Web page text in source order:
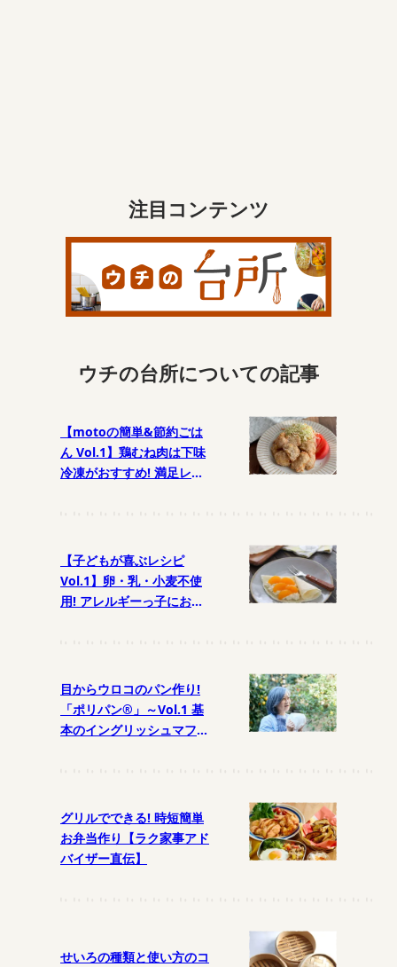
注目コンテンツ
ウチの台所についての記事
【motoの簡単&節約ごは
ん Vol.1】鶏むね肉は下味
冷凍がおすすめ! 満足レシ
【子どもが喜ぶレシピ
Vol.1】卵・乳・小麦不使
用! アレルギーっ子におす
目からウロコのパン作り!
「ポリパン®」～Vol.1 基
本のイングリッシュマフィ
グリルでできる! 時短簡単
お弁当作り【ラク家事アド
バイザー直伝】
せいろの種類と使い方のコ